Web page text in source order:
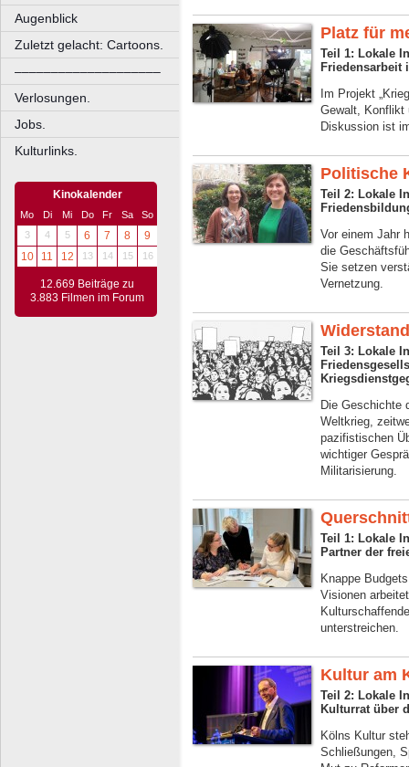
Augenblick
Zuletzt gelacht: Cartoons.
––––––––––––––––––––
Verlosungen.
Jobs.
Kulturlinks.
Kinokalender
Mo Di Mi Do Fr Sa
So
3
4 5 6 7 8
9
10
11 12 13 14 15 16
12.669 Beiträge zu
3.883 Filmen im Forum
Platz für
Teil 1: Lokale
Friedensarbeit
Im Projekt
Gewalt, Konflikt
Diskussion ist
Politische
Teil 2: Lokale
Vor einem Jahr
die
Sie setzen
Vernetzung.
Teil 3: Lokale
Die Geschichte
Weltkrieg,
pazifistischen
wichtiger
Militarisierung.
Teil 1: Lokale
Partner der
Knappe
Visionen
unterstreichen.
Kultur am
Teil 2: Lokale
Kulturrat über
Kölns Kultur
Schließungen,